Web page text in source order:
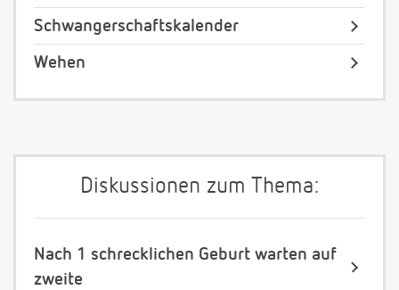
Schwangerschaftskalender
Wehen
Diskussionen zum Thema:
Nach 1 schrecklichen Geburt warten auf
zweite